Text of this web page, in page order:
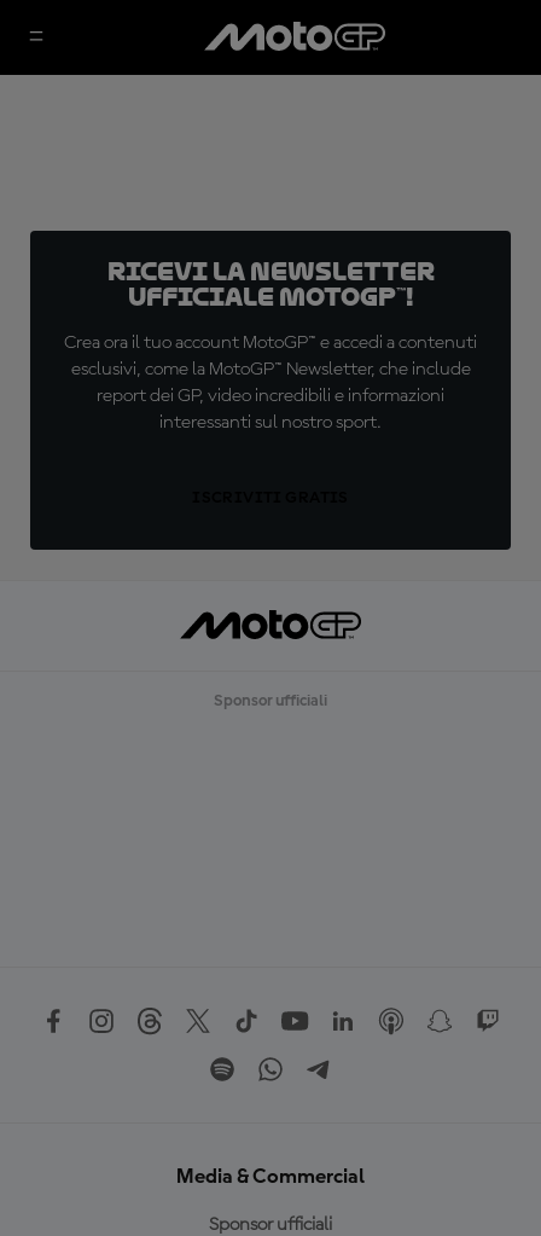
Ricevi la newsletter
ufficiale MotoGP™!
Crea ora il tuo account MotoGP™ e accedi a contenuti
esclusivi, come la MotoGP™ Newsletter, che include
report dei GP, video incredibili e informazioni
interessanti sul nostro sport.
Sponsor ufficiali
Media & Commercial
Sponsor ufficiali